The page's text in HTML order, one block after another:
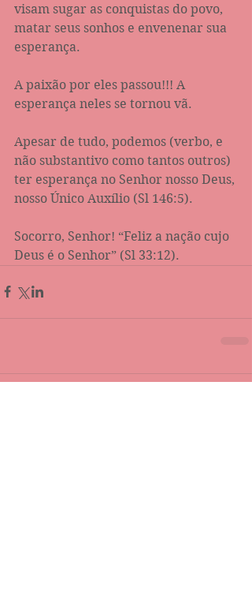
visam sugar as conquistas do povo,
matar seus sonhos e envenenar sua
esperança.
A paixão por eles passou!!! A
esperança neles se tornou vã.
Apesar de tudo, podemos (verbo, e
não substantivo como tantos outros)
ter esperança no Senhor nosso Deus,
nosso Único Auxílio (Sl 146:5).
Socorro, Senhor! “Feliz a nação cujo
Deus é o Senhor” (Sl 33:12).